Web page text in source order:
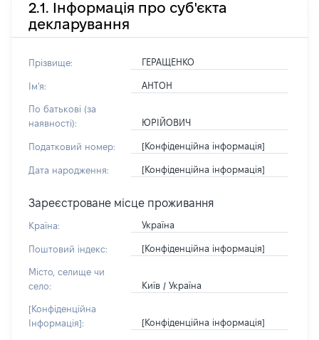
2.1. Інформація про суб'єкта
декларування
Прізвище: ГЕРАЩЕНКО
Ім'я: АНТОН
По батькові (за
наявності):
ЮРІЙОВИЧ
Податковий номер: [Конфіденційна інформація]
Дата народження: [Конфіденційна інформація]
Зареєстроване місце проживання
Країна: Україна
Поштовий індекс: [Конфіденційна інформація]
Місто, селище чи
село:
Київ / Україна
[Конфіденційна
Інформація]:
[Конфіденційна інформація]